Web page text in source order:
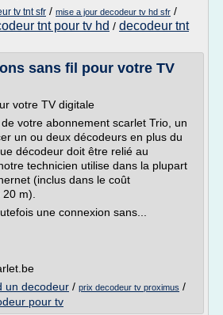
tv tnt sfr / mise a jour decodeur tv hd sfr /
tnt pour tv hd / decodeur tnt
sans fil pour votre TV
votre TV digitale
votre abonnement scarlet Trio, un
un ou deux décodeurs en plus du
décodeur doit être relié au
technicien utilise dans la plupart
(inclus dans le coût
m).
une connexion sans...
un decodeur / prix decodeur tv proximus /
pour tv